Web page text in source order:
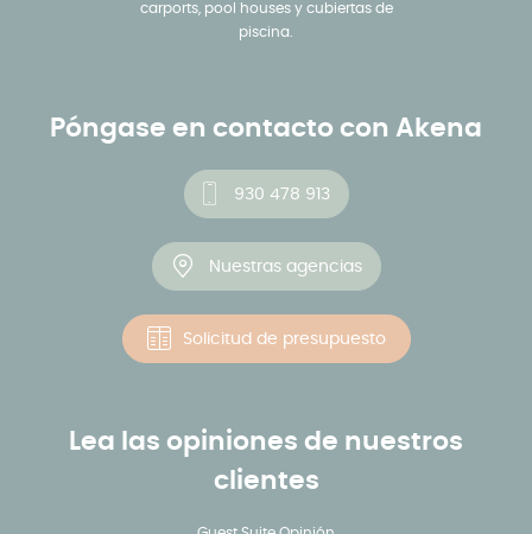
carports, pool houses y cubiertas de
piscina.
Póngase en contacto con Akena
930 478 913
Nuestras agencias
Solicitud de presupuesto
Lea las opiniones de nuestros
clientes